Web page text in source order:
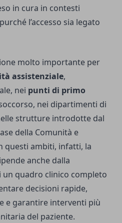
in cura in contesti
l’accesso sia legato
molto importante per
assistenziale,
nei punti di primo
nei dipartimenti di
strutture introdotte dal
della Comunità e
questi ambiti, infatti, la
anche dalla
quadro clinico completo
decisioni rapide,
e garantire interventi più
del paziente.